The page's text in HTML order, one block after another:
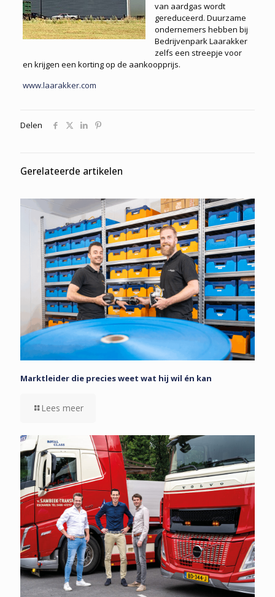
van aardgas wordt
gereduceerd. Duurzame
ondernemers hebben bij
Bedrijvenpark Laarakker
zelfs een streepje voor
en krijgen een korting op de aankoopprijs.
www.laarakker.com
Delen
Gerelateerde artikelen
Marktleider die precies weet wat hij wil én kan
Lees meer